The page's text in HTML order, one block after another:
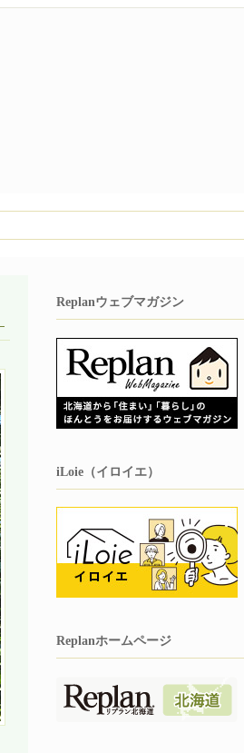
Replanウェブマガジン
iLoie（イロイエ）
Replanホームページ